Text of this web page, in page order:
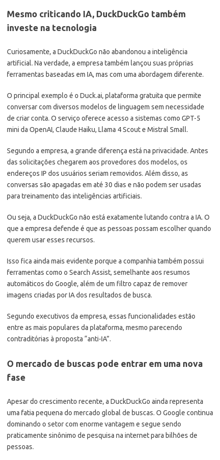
Mesmo criticando IA, DuckDuckGo também
investe na tecnologia
Curiosamente, a DuckDuckGo não abandonou a inteligência
artificial. Na verdade, a empresa também lançou suas próprias
ferramentas baseadas em IA, mas com uma abordagem diferente.
O principal exemplo é o Duck.ai, plataforma gratuita que permite
conversar com diversos modelos de linguagem sem necessidade
de criar conta. O serviço oferece acesso a sistemas como GPT-5
mini da OpenAI, Claude Haiku, Llama 4 Scout e Mistral Small.
Segundo a empresa, a grande diferença está na privacidade. Antes
das solicitações chegarem aos provedores dos modelos, os
endereços IP dos usuários seriam removidos. Além disso, as
conversas são apagadas em até 30 dias e não podem ser usadas
para treinamento das inteligências artificiais.
Ou seja, a DuckDuckGo não está exatamente lutando contra a IA. O
que a empresa defende é que as pessoas possam escolher quando
querem usar esses recursos.
Isso fica ainda mais evidente porque a companhia também possui
ferramentas como o Search Assist, semelhante aos resumos
automáticos do Google, além de um filtro capaz de remover
imagens criadas por IA dos resultados de busca.
Segundo executivos da empresa, essas funcionalidades estão
entre as mais populares da plataforma, mesmo parecendo
contraditórias à proposta “anti-IA”.
O mercado de buscas pode entrar em uma nova
fase
Apesar do crescimento recente, a DuckDuckGo ainda representa
uma fatia pequena do mercado global de buscas. O Google continua
dominando o setor com enorme vantagem e segue sendo
praticamente sinônimo de pesquisa na internet para bilhões de
pessoas.